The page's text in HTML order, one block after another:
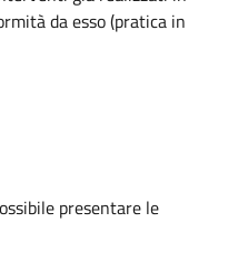
da esso (pratica in
presentare le